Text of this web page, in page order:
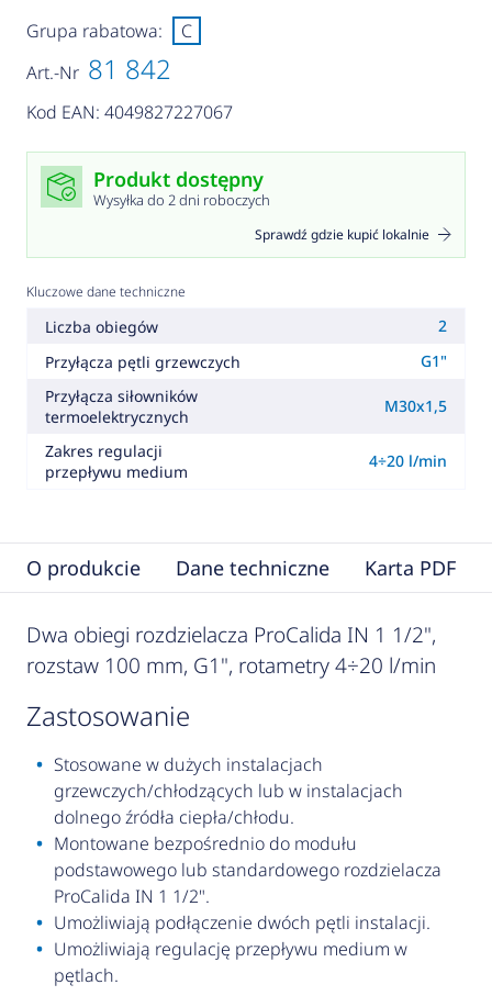
Art.-Nr 81 842
Kod EAN: 4049827227067
Grupa rabatowa: C
Produkt dostępny
Wysyłka do 2 dni roboczych
Sprawdź gdzie kupić lokalnie
Kluczowe dane techniczne
Liczba obiegów
2
Przyłącza pętli grzewczych
G1"
Przyłącza siłowników
termoelektrycznych
M30x1,5
Zakres regulacji
przepływu medium
4÷20 l/min
O produkcie Dane techniczne Karta PDF
Dwa obiegi rozdzielacza ProCalida IN 1 1/2",
rozstaw 100 mm, G1", rotametry 4÷20 l/min
zastosowanie
Stosowane w dużych instalacjach
grzewczych/chłodzących lub w instalacjach
dolnego źródła ciepła/chłodu.
Montowane bezpośrednio do modułu
podstawowego lub standardowego rozdzielacza
ProCalida IN 1 1/2".
Umożliwiają podłączenie dwóch pętli instalacji.
Umożliwiają regulację przepływu medium w
pętlach.